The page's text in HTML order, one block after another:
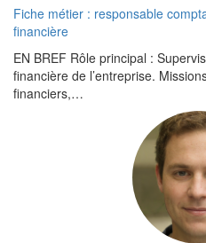
Fiche métier : responsable
financière
EN BREF Rôle principal :
financière de l’entreprise.
financiers,…